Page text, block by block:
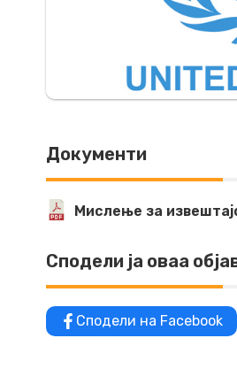
Документи
Мислење за
Сподели ја оваа
Сподели на Facebook